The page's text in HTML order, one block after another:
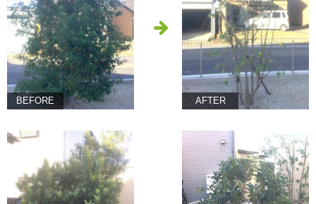
BEFORE AFTER